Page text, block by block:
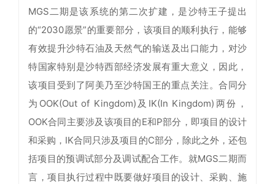
MGS二期是该系统的第二次扩建，是沙特王子提出
的“2030愿景”的重要部分，该项目的顺利执行，能够
有效提升沙特石油及天然气的输送及出口能力，对沙
特国家特别是沙特西部经济发展有重大意义，因此，
该项目受到了阿美乃至沙特国王的重点关注。合同分
为OOK(Out of Kingdom)及IK(In Kingdom)两份，
OOK合同主要涉及该项目的E和P部分，即项目的设计
和采购，IK合同只涉及项目的C部分，除此之外，还包
括项目的预调试部分及调试配合工作。就MGS二期而
言，项目执行过程中既要做好项目的设计、采购、施